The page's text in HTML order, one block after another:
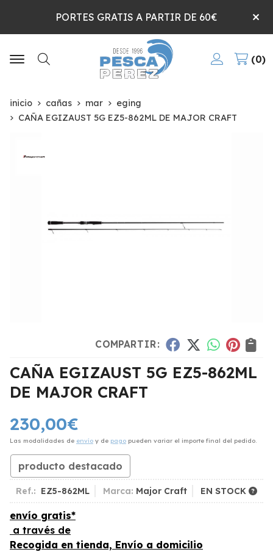
PORTES GRATIS A PARTIR DE 60€
Buscar
0
inicio cañas mar
eging
CAÑA EGIZAUST 5G EZ5-862ML DE MAJOR CRAFT
COMPARTIR:
CAÑA EGIZAUST 5G EZ5-862ML
DE MAJOR CRAFT
230,00€
Las modalidades de envío y de pago pueden variar el importe final del pedido.
producto destacado
Ref.: EZ5-862ML Marca: Major Craft EN STOCK
envío gratis*
a través de
Recogida en tienda, Envío a domicilio